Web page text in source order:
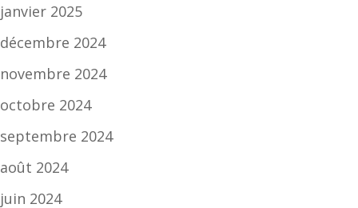
janvier 2025
décembre 2024
novembre 2024
octobre 2024
septembre 2024
août 2024
juin 2024